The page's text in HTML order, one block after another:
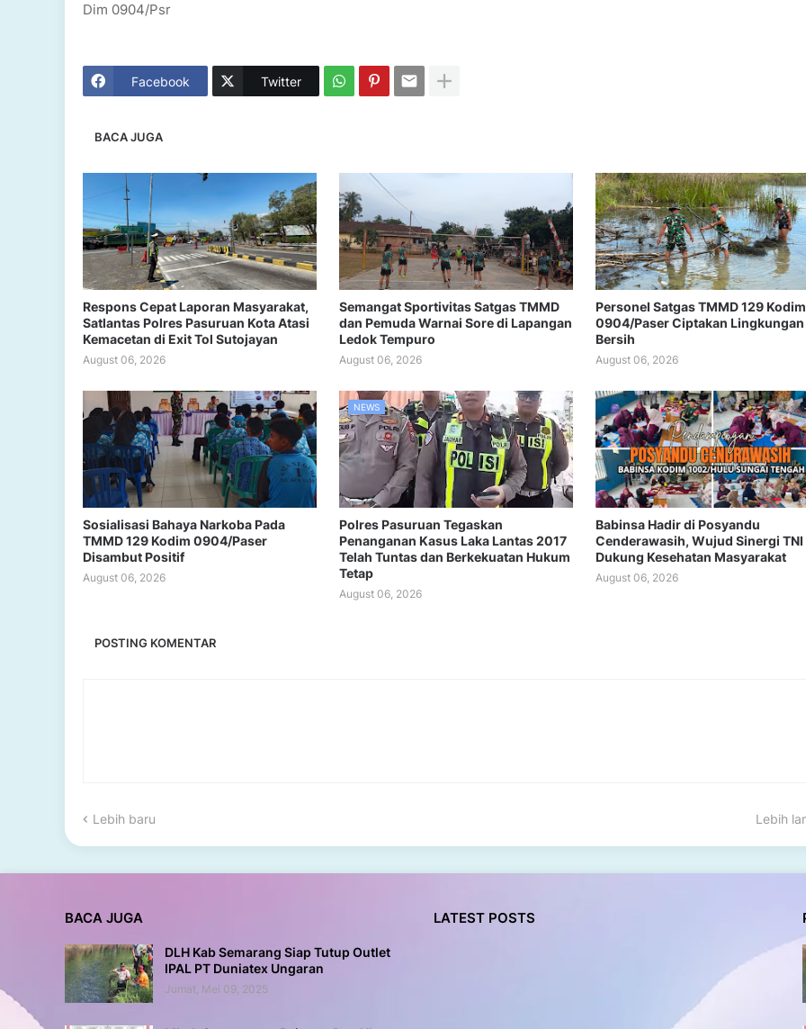
Dim 0904/Psr
Facebook Twitter
BACA JUGA
Respons Cepat Laporan Masyarakat,
Satlantas Polres Pasuruan Kota Atasi
Kemacetan di Exit Tol Sutojayan
August 06, 2026
Semangat Sportivitas Satgas TMMD
dan Pemuda Warnai Sore di Lapangan
Ledok Tempuro
August 06, 2026
Personel Satgas TMMD 129 Kodim
0904/Paser Ciptakan Lingkungan
Bersih
August 06, 2026
Sosialisasi Bahaya Narkoba Pada
TMMD 129 Kodim 0904/Paser
Disambut Positif
August 06, 2026
NEWS
Polres Pasuruan Tegaskan
Penanganan Kasus Laka Lantas 2017
Telah Tuntas dan Berkekuatan Hukum
Tetap
August 06, 2026
Babinsa Hadir di Posyandu
Cenderawasih, Wujud Sinergi TNI
Dukung Kesehatan Masyarakat
August 06, 2026
POSTING KOMENTAR
Lebih baru Lebih
BACA JUGA
DLH Kab Semarang Siap Tutup Outlet
IPAL PT Duniatex Ungaran
Jumat, Mei 09, 2025
LATEST POSTS